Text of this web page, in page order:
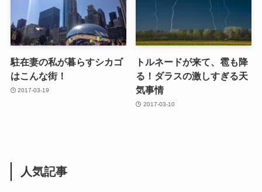
駐在妻の私が暮らすシカゴ
はこんな街！
2017-03-19
トルネードが来て、雹も降
る！ダラスの激しすぎる天
気事情
2017-03-10
人気記事